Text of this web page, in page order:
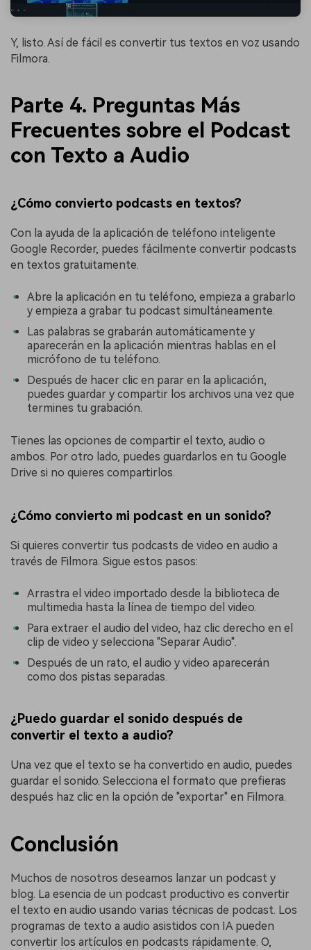
Y, listo. Así de fácil es convertir tus textos en voz usando
Filmora.
Parte 4. Preguntas Más
Frecuentes sobre el Podcast
con Texto a Audio
¿Cómo convierto podcasts en textos?
Con la ayuda de la aplicación de teléfono inteligente
Google Recorder, puedes fácilmente convertir podcasts
en textos gratuitamente.
Abre la aplicación en tu teléfono, empieza a grabarlo
y empieza a grabar tu podcast simultáneamente.
Las palabras se grabarán automáticamente y
aparecerán en la aplicación mientras hablas en el
micrófono de tu teléfono.
Después de hacer clic en parar en la aplicación,
puedes guardar y compartir los archivos una vez que
termines tu grabación.
Tienes las opciones de compartir el texto, audio o
ambos. Por otro lado, puedes guardarlos en tu Google
Drive si no quieres compartirlos.
¿Cómo convierto mi podcast en un sonido?
Si quieres convertir tus podcasts de video en audio a
través de Filmora. Sigue estos pasos:
Arrastra el video importado desde la biblioteca de
multimedia hasta la línea de tiempo del video.
Para extraer el audio del video, haz clic derecho en el
clip de video y selecciona "Separar Audio".
Después de un rato, el audio y video aparecerán
como dos pistas separadas.
¿Puedo guardar el sonido después de
convertir el texto a audio?
Una vez que el texto se ha convertido en audio, puedes
guardar el sonido. Selecciona el formato que prefieras
después haz clic en la opción de "exportar" en Filmora.
Conclusión
Muchos de nosotros deseamos lanzar un podcast y
blog. La esencia de un podcast productivo es convertir
el texto en audio usando varias técnicas de podcast. Los
programas de texto a audio asistidos con IA pueden
convertir los artículos en podcasts rápidamente. O,